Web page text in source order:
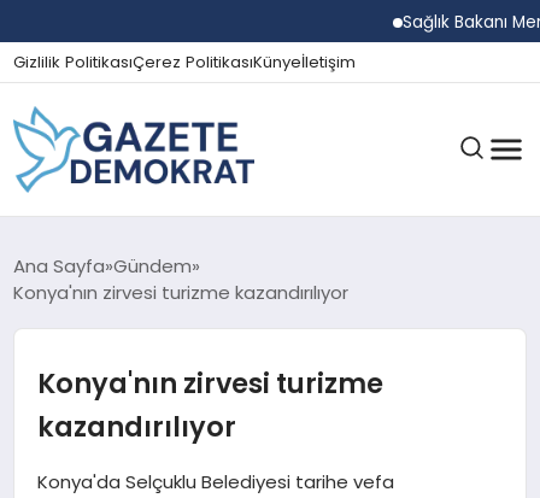
Sağlık Bakanı
Gizlilik PolitikasıÇerez PolitikasıKünyeİletişim
GÜNDEM
SPOR
Ana Sayfa Gündem
Konya'nın zirvesi turizme kazandırılıyor
Konya'nın zirvesi turizme
kazandırılıyor
Konya'da Selçuklu Belediyesi tarihe vefa